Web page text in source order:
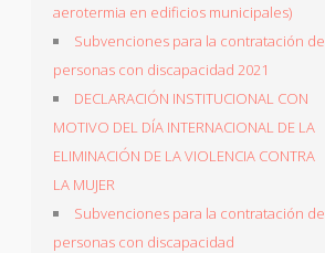
aerotermia en edificios municipales)
Subvenciones para la contratación de
personas con discapacidad 2021
DECLARACIÓN INSTITUCIONAL CON
MOTIVO DEL DÍA INTERNACIONAL DE LA
ELIMINACIÓN DE LA VIOLENCIA CONTRA
LA MUJER
Subvenciones para la contratación de
personas con discapacidad